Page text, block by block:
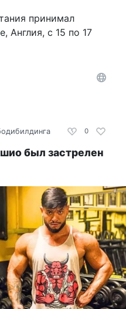
принимал
Англия, с 15 по 17
0
был застрелен